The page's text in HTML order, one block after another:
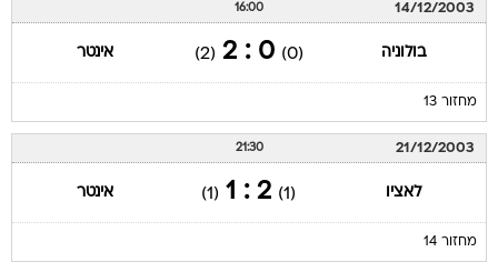
14/12/2003
16:00
בולוניה (0)
0 : 2
(2) אינטר
מחזור 13
21/12/2003
21:30
לאציו (1)
2 : 1
(1) אינטר
מחזור 14